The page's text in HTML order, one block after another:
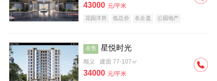
43000 元/平米
花园洋房 低总价 名企盘 公园地产
在售 星悦时光
顺义 建面 77-107㎡
34000 元/平米